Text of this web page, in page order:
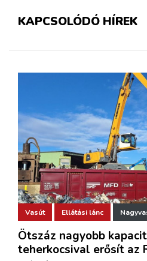
KAPCSOLÓDÓ HÍREK
Vasút Ellátási lánc
Ötszáz nagyobb
teherkocsival erősít az